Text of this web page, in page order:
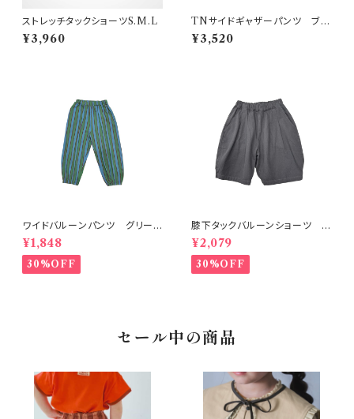
ストレッチタックショーツS.M.L
¥3,960
TNサイドギャザーパンツ ブラ
ック 150-160
¥3,520
ワイドバルーンパンツ グリー
ン 80-140
¥1,848
30%OFF
膝下タックバルーンショーツ チ
ャコール
¥2,079
30%OFF
セール中の商品